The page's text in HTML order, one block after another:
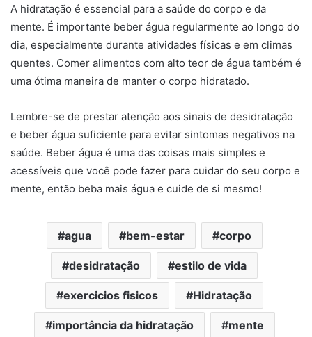
A hidratação é essencial para a saúde do corpo e da
mente. É importante beber água regularmente ao longo do
dia, especialmente durante atividades físicas e em climas
quentes. Comer alimentos com alto teor de água também é
uma ótima maneira de manter o corpo hidratado.
Lembre-se de prestar atenção aos sinais de desidratação
e beber água suficiente para evitar sintomas negativos na
saúde. Beber água é uma das coisas mais simples e
acessíveis que você pode fazer para cuidar do seu corpo e
mente, então beba mais água e cuide de si mesmo!
agua bem-estar corpo
desidratação estilo de vida
exercicios fisicos Hidratação
importância da hidratação mente